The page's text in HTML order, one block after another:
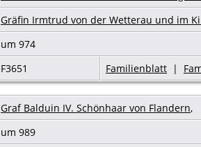
Gräfin Irmtrud von der Wetterau und im
um 974
F3651 Familienblatt |
Graf Balduin IV. Schönhaar von Flandern,
um 989